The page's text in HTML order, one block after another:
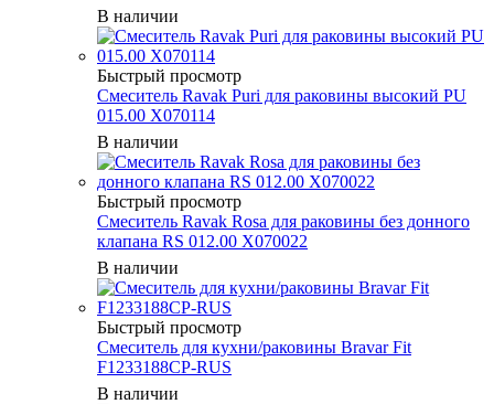
В наличии
Быстрый просмотр
Смеситель Ravak Puri для раковины высокий PU
015.00 X070114
В наличии
Быстрый просмотр
Смеситель Ravak Rosa для раковины без донного
клапана RS 012.00 X070022
В наличии
Быстрый просмотр
Смеситель для кухни/раковины Bravar Fit
F1233188CP-RUS
В наличии